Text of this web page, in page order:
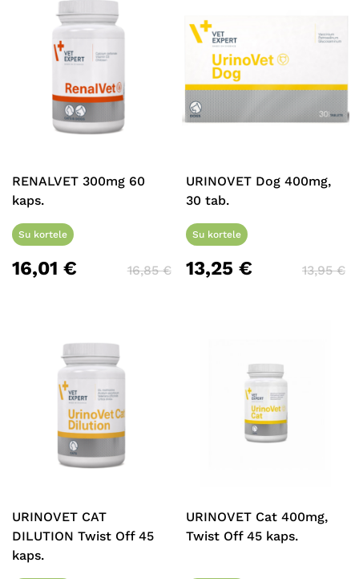
RENALVET 300mg 60
kaps.
Su kortele
16,01 € 16,85€
URINOVET Dog 400mg,
30 tab.
Su kortele
13,25€ 13,95€
URINOVET CAT
DILUTION Twist Off 45
kaps.
URINOVET Cat 400mg,
Twist Off 45 kaps.